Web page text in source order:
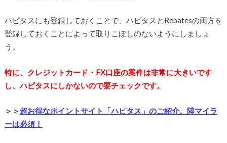
ハピタスにも登録しておくことで、ハピタスとRebatesの両方を
登録しておくことによって取りこぼしのないようにしましょ
う。
特に、クレジットカード・FX口座の案件は非常に大きいです
し、ハピタスにしかないので要チェックです。
＞＞ 超お得なポイントサイト「ハピタス」のご紹介。陸マイラ
ーは必須！